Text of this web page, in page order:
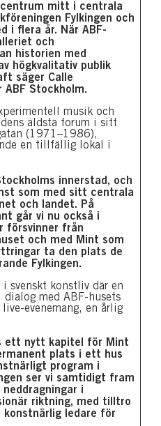
mitt i centrala
Fylkingen och
i flera år. När ABF-
och
historien med
högkvalitativ publik
säger Calle
Stockholm.
musik och
äldsta forum i sitt
(1971–1986),
en tillfällig lokal i
innerstad, och
som med sitt centrala
och landet. På
går vi nu också i
försvinner från
och med Mint som
ta den plats de
Fylkingen.
svenskt konstliv där en
med ABF-husets
evenemang, en årlig
ett nytt kapitel för Mint
plats i ett hus
program i
ser vi samtidigt fram
i
riktning, med tilltro
konstnärlig ledare för